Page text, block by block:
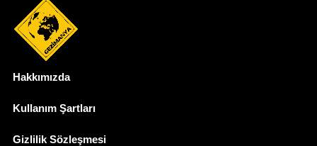
Hakkımızda
Kullanım Şartları
Gizlilik Sözleşmesi